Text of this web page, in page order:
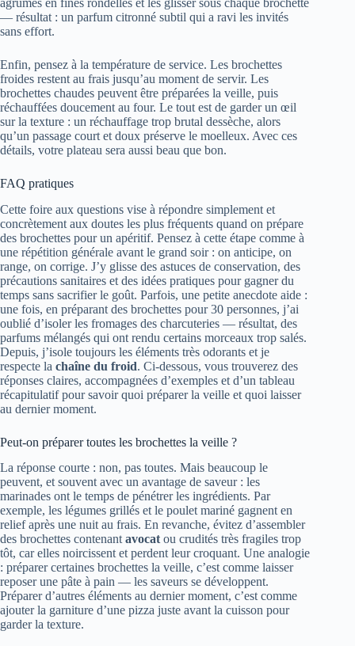
— résultat : un parfum citronné subtil qui a ravi les invités
sans effort.
Enfin, pensez à la température de service. Les brochettes
froides restent au frais jusqu’au moment de servir. Les
brochettes chaudes peuvent être préparées la veille, puis
réchauffées doucement au four. Le tout est de garder un œil
sur la texture : un réchauffage trop brutal dessèche, alors
qu’un passage court et doux préserve le moelleux. Avec ces
détails, votre plateau sera aussi beau que bon.
FAQ pratiques
Cette foire aux questions vise à répondre simplement et
concrètement aux doutes les plus fréquents quand on prépare
des brochettes pour un apéritif. Pensez à cette étape comme à
une répétition générale avant le grand soir : on anticipe, on
range, on corrige. J’y glisse des astuces de conservation, des
précautions sanitaires et des idées pratiques pour gagner du
temps sans sacrifier le goût. Parfois, une petite anecdote aide :
une fois, en préparant des brochettes pour 30 personnes, j’ai
oublié d’isoler les fromages des charcuteries — résultat, des
parfums mélangés qui ont rendu certains morceaux trop salés.
Depuis, j’isole toujours les éléments très odorants et je
respecte la chaîne du froid. Ci-dessous, vous trouverez des
réponses claires, accompagnées d’exemples et d’un tableau
récapitulatif pour savoir quoi préparer la veille et quoi laisser
au dernier moment.
Peut-on préparer toutes les brochettes la veille ?
La réponse courte : non, pas toutes. Mais beaucoup le
peuvent, et souvent avec un avantage de saveur : les
marinades ont le temps de pénétrer les ingrédients. Par
exemple, les légumes grillés et le poulet mariné gagnent en
relief après une nuit au frais. En revanche, évitez d’assembler
des brochettes contenant avocat ou crudités très fragiles trop
tôt, car elles noircissent et perdent leur croquant. Une analogie
: préparer certaines brochettes la veille, c’est comme laisser
reposer une pâte à pain — les saveurs se développent.
Préparer d’autres éléments au dernier moment, c’est comme
ajouter la garniture d’une pizza juste avant la cuisson pour
garder la texture.